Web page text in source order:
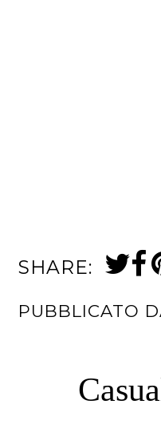
SHARE:
PUBBLICATO